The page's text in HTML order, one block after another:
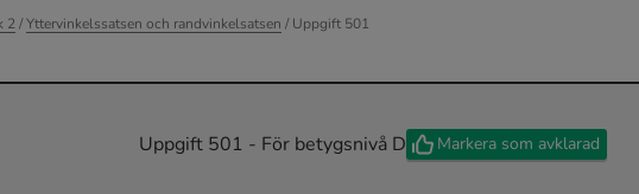
2/Yttervinkelssatsen och randvinkelsatsen / Uppgift 501
Uppgift 501 - För betygsnivå D Markera som avklarad